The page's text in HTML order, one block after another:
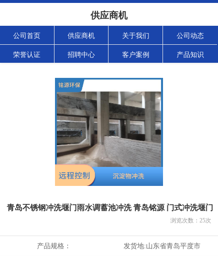
供应商机
公司首页 供应商机 关于我们 公司动态
荣誉认证 招聘中心 客户案例 产品知识
青岛不锈钢冲洗堰门雨水调蓄池冲洗 青岛铭源 门式冲洗堰门
浏览次数： 25次
产品规格： 发货地:山东省青岛平度市